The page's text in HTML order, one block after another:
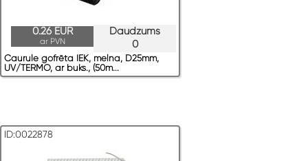
Daudzums
0
0.26 EUR
ar PVN
Caurule gofrēta IEK, melna, D25mm,
UV/TERMO, ar buks., (50m...
ID:0022878